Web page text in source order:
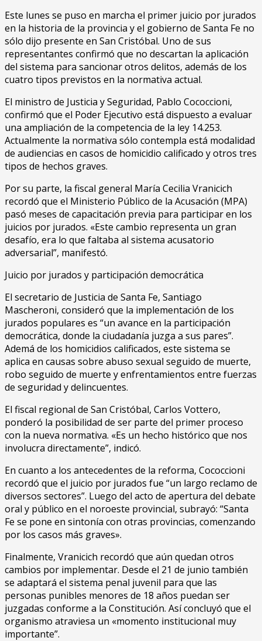
Este lunes se puso en marcha el primer juicio por jurados
en la historia de la provincia y el gobierno de Santa Fe no
sólo dijo presente en San Cristóbal. Uno de sus
representantes confirmó que no descartan la aplicación
del sistema para sancionar otros delitos, además de los
cuatro tipos previstos en la normativa actual.
El ministro de Justicia y Seguridad, Pablo Cococcioni,
confirmó que el Poder Ejecutivo está dispuesto a evaluar
una ampliación de la competencia de la ley 14.253.
Actualmente la normativa sólo contempla está modalidad
de audiencias en casos de homicidio calificado y otros tres
tipos de hechos graves.
Por su parte, la fiscal general María Cecilia Vranicich
recordó que el Ministerio Público de la Acusación (MPA)
pasó meses de capacitación previa para participar en los
juicios por jurados. «Este cambio representa un gran
desafío, era lo que faltaba al sistema acusatorio
adversarial”, manifestó.
Juicio por jurados y participación democrática
El secretario de Justicia de Santa Fe, Santiago
Mascheroni, consideró que la implementación de los
jurados populares es “un avance en la participación
democrática, donde la ciudadanía juzga a sus pares”.
Ademá de los homicidios calificados, este sistema se
aplica en causas sobre abuso sexual seguido de muerte,
robo seguido de muerte y enfrentamientos entre fuerzas
de seguridad y delincuentes.
El fiscal regional de San Cristóbal, Carlos Vottero,
ponderó la posibilidad de ser parte del primer proceso
con la nueva normativa. «Es un hecho histórico que nos
involucra directamente”, indicó.
En cuanto a los antecedentes de la reforma, Cococcioni
recordó que el juicio por jurados fue “un largo reclamo de
diversos sectores”. Luego del acto de apertura del debate
oral y público en el noroeste provincial, subrayó: “Santa
Fe se pone en sintonía con otras provincias, comenzando
por los casos más graves».
Finalmente, Vranicich recordó que aún quedan otros
cambios por implementar. Desde el 21 de junio también
se adaptará el sistema penal juvenil para que las
personas punibles menores de 18 años puedan ser
juzgadas conforme a la Constitución. Así concluyó que el
organismo atraviesa un «momento institucional muy
importante”.